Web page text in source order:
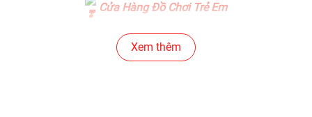
Cửa Hàng Đồ Chơi Trẻ Em
Cửa Hàng Bánh Sinh Nhật
Xem thêm